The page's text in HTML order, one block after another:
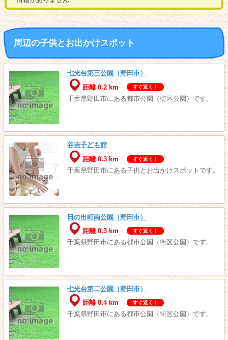
周辺の子供とお出かけスポット
七光台第三公園（野田市）
距離 0.2 km
すぐ近く！
千葉県野田市にある都市公園（街区公園）です。
谷吉子ども館
距離 0.3 km
すぐ近く！
千葉県野田市にある子供とお出かけスポットです。
日の出町南公園（野田市）
距離 0.3 km
すぐ近く！
千葉県野田市にある都市公園（街区公園）です。
七光台第二公園（野田市）
距離 0.4 km
すぐ近く！
千葉県野田市にある都市公園（街区公園）です。